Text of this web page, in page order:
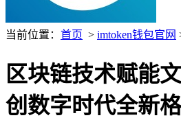
当前位置： 首页 > imtoken钱包官网
区块链技术赋能
创数字时代全新